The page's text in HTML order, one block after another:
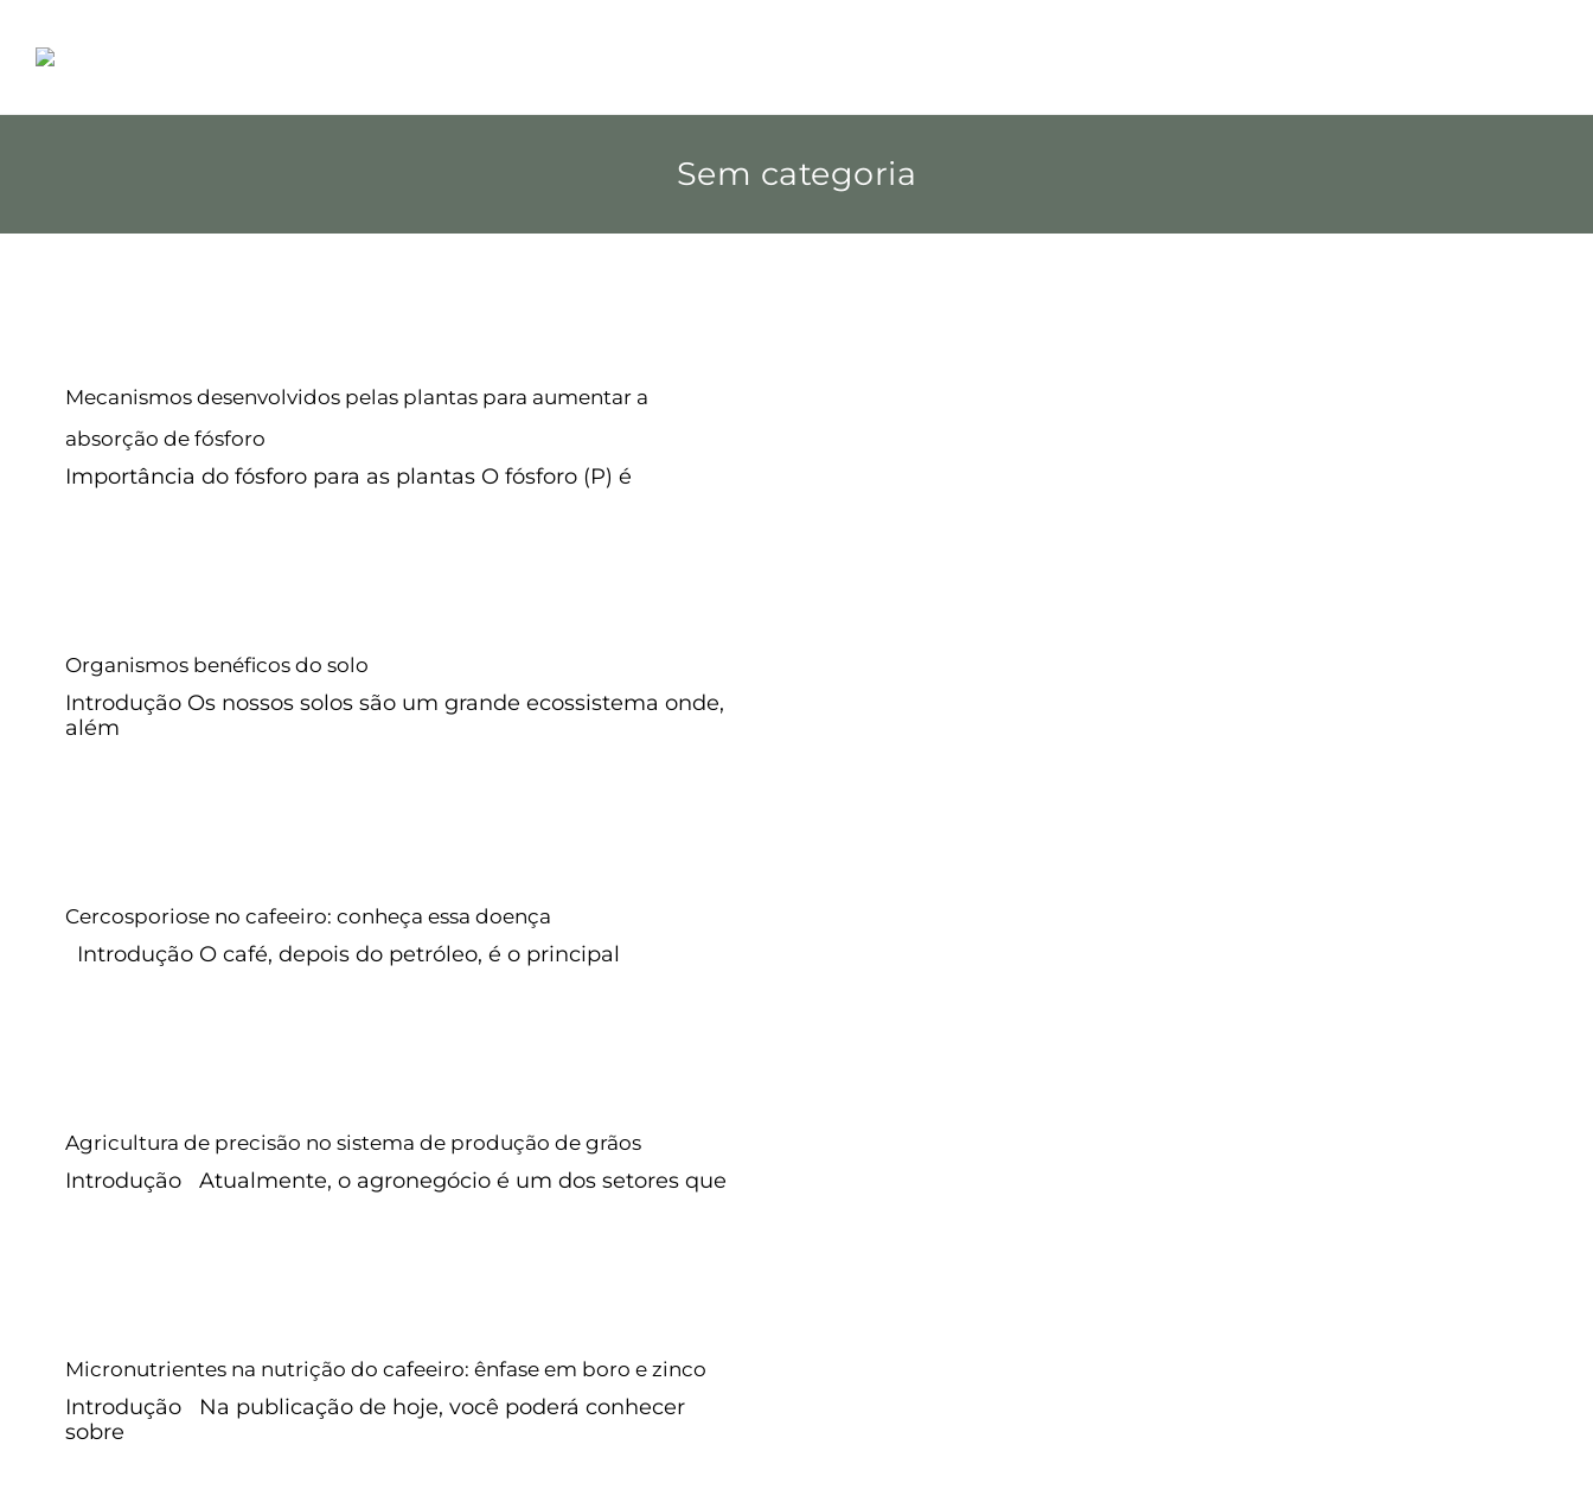
Sem categoria
Adubação foliar Sem categoria
Mecanismos desenvolvidos pelas plantas para aumentar a
absorção de fósforo
Importância do fósforo para as plantas O fósforo (P) é
Adubação de solo
Organismos benéficos do solo
Introdução Os nossos solos são um grande ecossistema onde,
além
Café Sem categoria
Cercosporiose no cafeeiro: conheça essa doença
Introdução O café, depois do petróleo, é o principal
Milho Sem categoria
Agricultura de precisão no sistema de produção de grãos
Introdução Atualmente, o agronegócio é um dos setores que
Adubação de solo Café Sem categoria
Micronutrientes na nutrição do cafeeiro: ênfase em boro e zinco
Introdução Na publicação de hoje, você poderá conhecer
sobre